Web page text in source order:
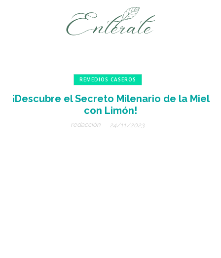
REMEDIOS CASEROS
¡Descubre el Secreto Milenario de la Miel
con Limón!
redacción 24/11/2023